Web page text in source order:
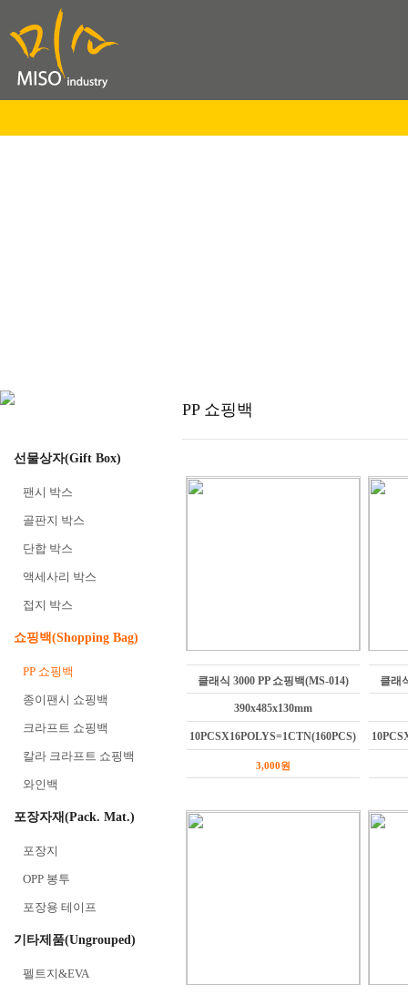
선물상자(Gift Box)
팬시 박스
골판지 박스
단합 박스
액세사리 박스
접지 박스
쇼핑백(Shopping Bag)
PP 쇼핑백
종이팬시 쇼핑백
크라프트 쇼핑백
칼라 크라프트 쇼핑백
와인백
포장자재(Pack. Mat.)
포장지
OPP 봉투
포장용 테이프
기타제품(Ungrouped)
펠트지&EVA
PP 쇼핑백
클래식 3000 PP 쇼핑백(MS-014)
390x485x130mm
10PCSX16POLYS=1CTN(160PCS)
3,000원
클래